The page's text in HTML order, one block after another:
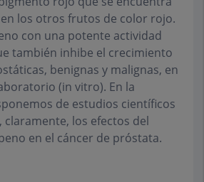
los otros frutos de color rojo.
con una potente actividad
también inhibe el crecimiento
benignas y malignas, en
(in vitro). En la
de estudios científicos
los efectos del
en el cáncer de próstata.